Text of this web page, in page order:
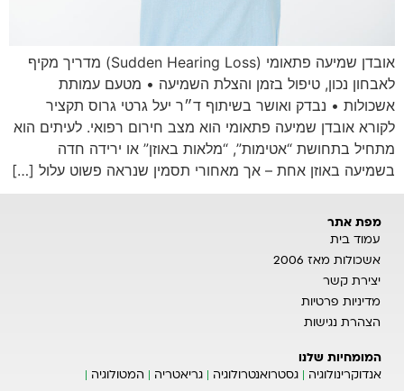
אובדן שמיעה פתאומי (Sudden Hearing Loss) מדריך מקיף
לאבחון נכון, טיפול בזמן והצלת השמיעה • מטעם עמותת
אשכולות • נבדק ואושר בשיתוף ד״ר יעל גרטי גרוס תקציר
לקורא אובדן שמיעה פתאומי הוא מצב חירום רפואי. לעיתים הוא
מתחיל בתחושת “אטימות”, “מלאות באוזן” או ירידה חדה
בשמיעה באוזן אחת – אך מאחורי תסמין שנראה פשוט עלול […]
מפת אתר
עמוד בית
אשכולות מאז 2006
יצירת קשר
מדיניות פרטיות
הצהרת נגישות
המומחיות שלנו
אנדוקרינולוגיה
גסטרואנטרולוגיה גריאטריה
המטולוגיה